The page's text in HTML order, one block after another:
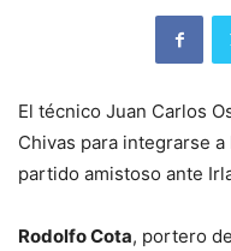
El técnico Juan Carlos
Chivas para integrarse
partido amistoso ante
Rodolfo Cota, portero